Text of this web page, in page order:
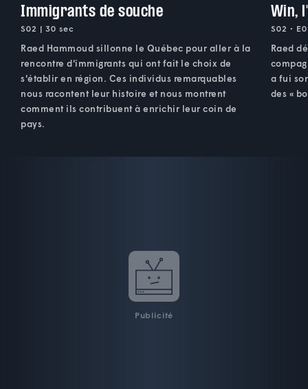
Immigrants de souche
S02 | 30 sec
Raed Hammoud sillonne le Québec pour aller à la
rencontre d'immigrants qui ont fait le choix de
s'établir en région. Ces individus remarquables
nous racontent leur histoire et nous montrent
comment ils contribuent à enrichir leur coin de
pays.
Win,
S02 •
Raed
a fui
des «
Publicité